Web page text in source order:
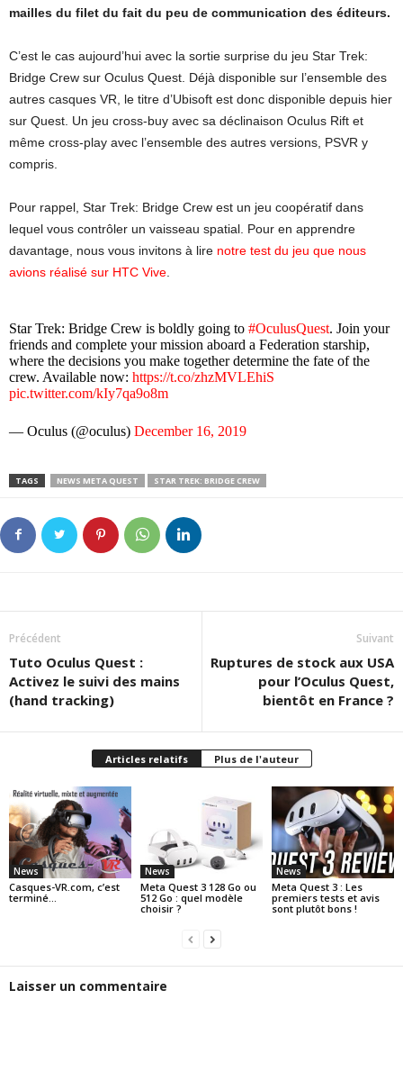
mailles du filet du fait du peu de communication des éditeurs.
C’est le cas aujourd’hui avec la sortie surprise du jeu Star Trek:
Bridge Crew sur Oculus Quest. Déjà disponible sur l’ensemble des
autres casques VR, le titre d’Ubisoft est donc disponible depuis hier
sur Quest. Un jeu cross-buy avec sa déclinaison Oculus Rift et
même cross-play avec l’ensemble des autres versions, PSVR y
compris.
Pour rappel, Star Trek: Bridge Crew est un jeu coopératif dans
lequel vous contrôler un vaisseau spatial. Pour en apprendre
davantage, nous vous invitons à lire notre test du jeu que nous
avions réalisé sur HTC Vive.
Star Trek: Bridge Crew is boldly going to #OculusQuest. Join your
friends and complete your mission aboard a Federation starship,
where the decisions you make together determine the fate of the
crew. Available now: https://t.co/zhzMVLEhiS
pic.twitter.com/kIy7qa9o8m
— Oculus (@oculus) December 16, 2019
TAGS NEWS META QUEST STAR TREK: BRIDGE CREW
Précédent
Tuto Oculus Quest :
Activez le suivi des mains
(hand tracking)
Suivant
Ruptures de stock aux USA
pour l’Oculus Quest,
bientôt en France ?
Articles relatifs Plus de l'auteur
News
Casques-VR.com, c’est
terminé…
News
Meta Quest 3 128 Go ou
512 Go : quel modèle
choisir ?
News
Meta Quest 3 : Les
premiers tests et avis
sont plutôt bons !
Laisser un commentaire